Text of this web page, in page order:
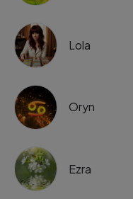
Lola
Oryn
Ezra